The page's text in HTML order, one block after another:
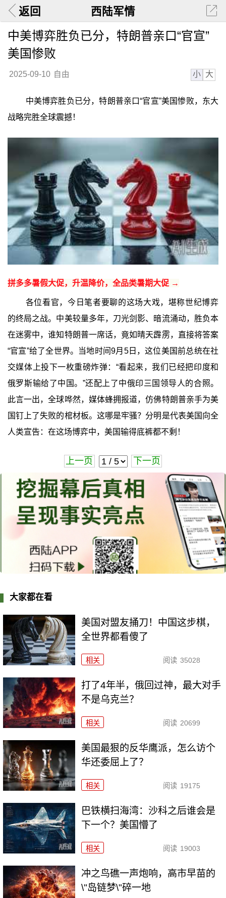
返回 西陆军情
中美博弈胜负已分，特朗普亲口“官宣”
美国惨败
2025-09-10 自由 小 大
中美博弈胜负已分，特朗普亲口“官宣”美国惨败，东大
战略完胜全球震撼！
拼多多暑假大促，升温降价，全品类暑期大促 →
各位看官，今日笔者要聊的这场大戏，堪称世纪博弈
的终局之战。中美较量多年，刀光剑影、暗流涌动，胜负本
在迷雾中，谁知特朗普一席话，竟如晴天霹雳，直接将答案
“官宣”给了全世界。当地时间9月5日，这位美国前总统在社
交媒体上投下一枚重磅炸弹：“看起来，我们已经把印度和
俄罗斯输给了中国。”还配上了中俄印三国领导人的合照。
此言一出，全球哗然，媒体蜂拥报道，仿佛特朗普亲手为美
国钉上了失败的棺材板。这哪是牢骚？分明是代表美国向全
人类宣告：在这场博弈中，美国输得底裤都不剩！
上一页 下一页
大家都在看
美国对盟友捅刀！中国这步棋，
全世界都看傻了
相关 阅读 35028
打了4年半，俄回过神，最大对手
不是乌克兰？
相关 阅读 20699
美国最狠的反华鹰派，怎么访个
华还委屈上了？
相关 阅读 19175
巴铁横扫海湾：沙科之后谁会是
下一个？美国懵了
相关 阅读 19003
冲之鸟礁一声炮响，高市早苗的
\"岛链梦\"碎一地